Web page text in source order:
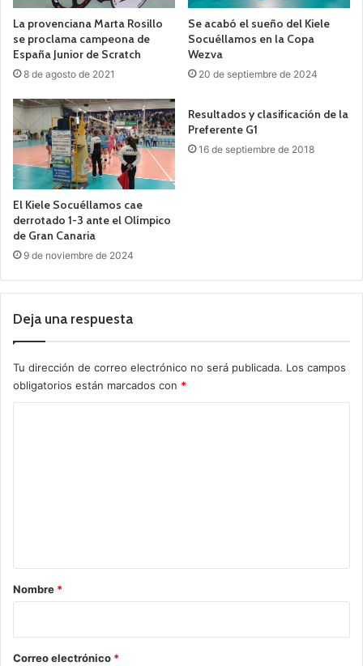
La provenciana Marta Rosillo
se proclama campeona de
España Junior de Scratch
8 de agosto de 2021
Se acabó el sueño del Kiele
Socuéllamos en la Copa
Wezva
20 de septiembre de 2024
El Kiele Socuéllamos cae
derrotado 1-3 ante el Olímpico
de Gran Canaria
9 de noviembre de 2024
Resultados y clasificación de la
Preferente G1
16 de septiembre de 2018
Deja una respuesta
Tu dirección de correo electrónico no será publicada. Los campos
obligatorios están marcados con *
r
*
Nombre *
Correo electrónico *